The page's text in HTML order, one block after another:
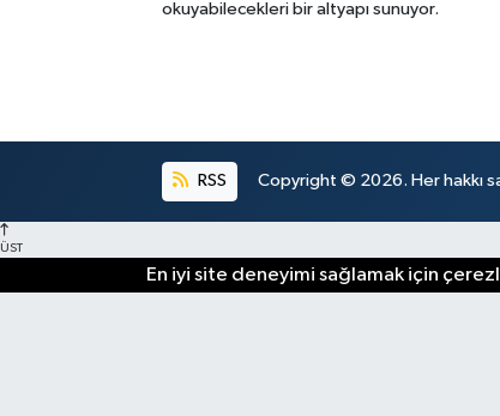
okuyabilecekleri bir altyapı sunuyor.
RSS Copyright © 2026. Her hakkı
ÜST
En iyi site deneyimi sağlamak için